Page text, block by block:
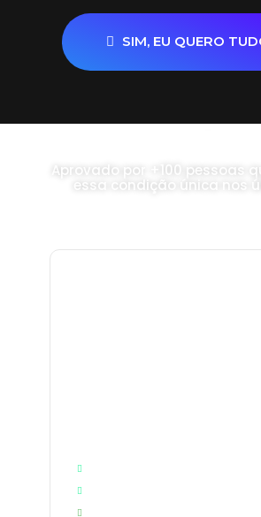
SIM, EU QUERO
Aprovado por +100 pessoas
essa condição única nos